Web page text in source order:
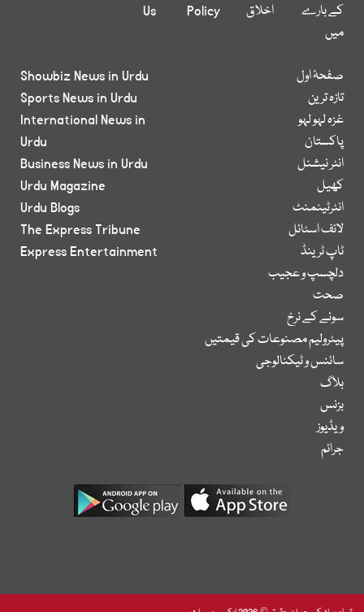
کے بارے
میں
اخلاق
Policy
Us
صفحۂ اول
تازہ ترین
غزہ لہو لہو
پاکستان
انٹر نیشنل
کھیل
انٹرٹینمنٹ
لائف اسٹائل
ٹاپ ٹرینڈ
دلچسپ و عجیب
صحت
سونے کے نرخ
پیٹرولیم مصنوعات کی قیمتیں
سائنس و ٹیکنالوجی
بلاگ
بزنس
ویڈیوز
جرائم
Showbiz News in Urdu
Sports News in Urdu
International News in
Urdu
Business News in Urdu
Urdu Magazine
Urdu Blogs
The Express Tribune
Express Entertainment